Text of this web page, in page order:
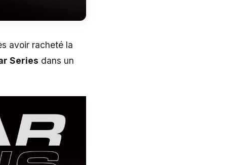
avoir racheté la
Series dans un